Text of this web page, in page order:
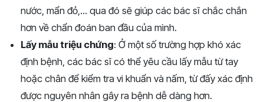
nước, mẩn đỏ,... qua đó sẽ giúp các bác sĩ chắc chắn
hơn về chẩn đoán ban đầu của mình.
Lấy mẫu triệu chứng: Ở một số trường hợp khó xác
định bệnh, các bác sĩ có thể yêu cầu lấy mẫu từ tay
hoặc chân để kiểm tra vi khuẩn và nấm, từ đấy xác định
được nguyên nhân gây ra bệnh dễ dàng hơn.